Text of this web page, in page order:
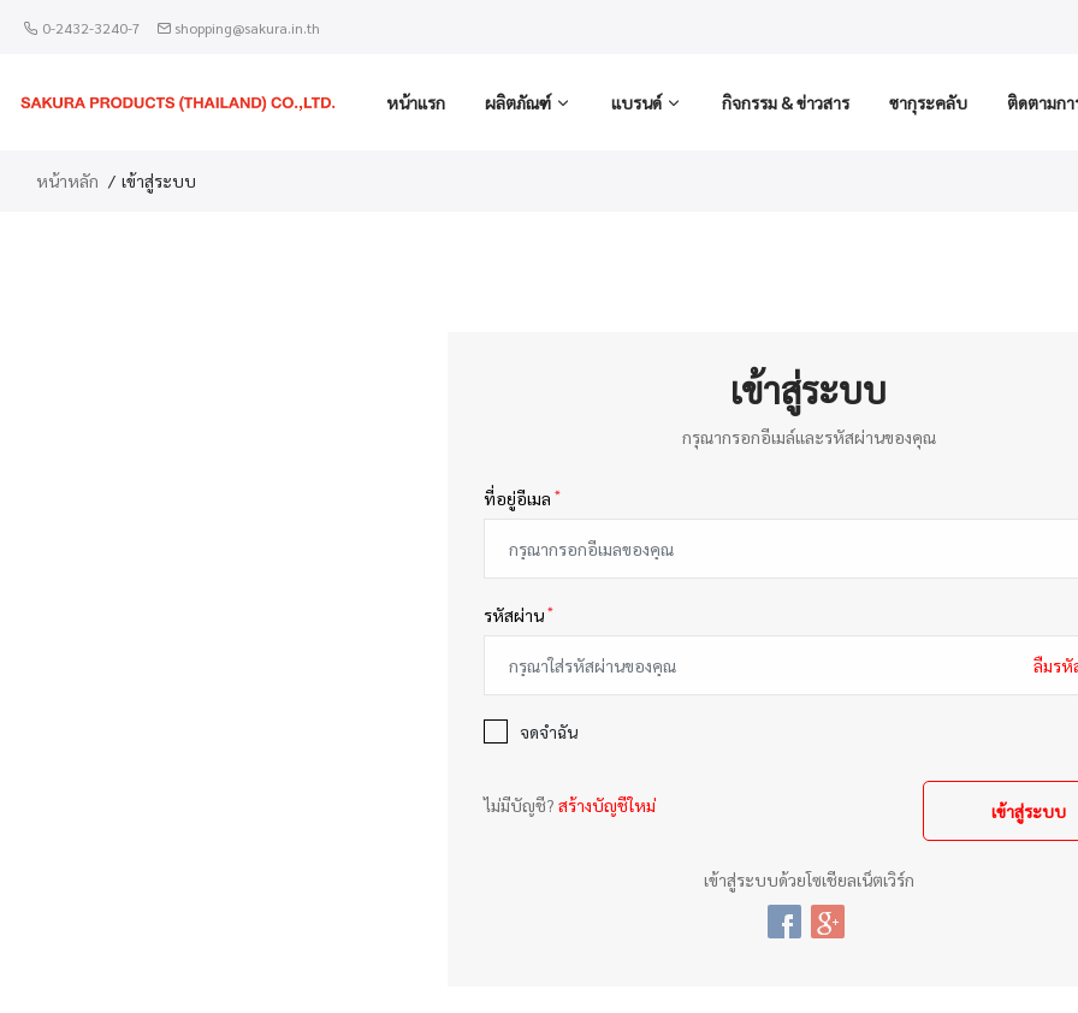
0-2432-3240-7 shopping@sakura.in.th
หน้าแรก ผลิตภัณฑ์ แบรนด์ กิจกรรม & ข่าวสาร ซากุระคลับ ติดตามกา
หน้าหลัก เข้าสู่ระบบ
เข้าสู่ระบบ
กรุณากรอกอีเมล์และรหัสผ่านของคุณ
ที่อยู่อีเมล *
รหัสผ่าน *
ลืมรหั
จดจำฉัน
ไม่มีบัญชี? สร้างบัญชีใหม่ เข้าสู่ระบบ
เข้าสู่ระบบด้วยโซเชียลเน็ตเวิร์ก